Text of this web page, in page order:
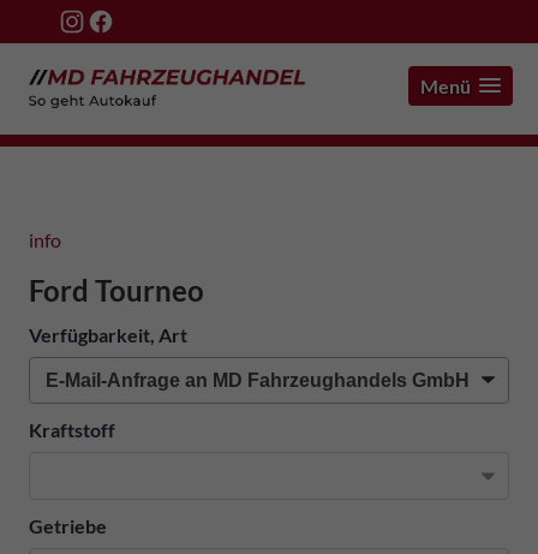
Menü
info
Ford Tourneo
Verfügbarkeit, Art
Kraftstoff
Getriebe